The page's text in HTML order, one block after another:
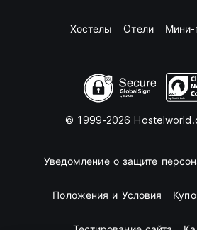
Хостелы Oтели Мини-
© 1999-2026
Уведомление о защите
Положения и Условия